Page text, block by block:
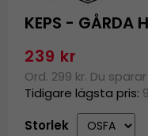
KEPS - GÅRDA
239 kr
Ord. 299 kr. Du
Tidigare lägsta pris:
Storlek